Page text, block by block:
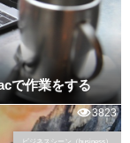
で作業をする
3823